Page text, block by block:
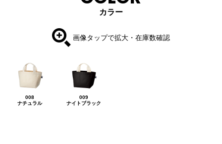
カラー
画像タップで拡大・在庫数確認
008
ナチュラル
009
ナイトブラック